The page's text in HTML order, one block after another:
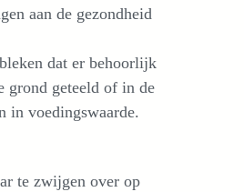
aan de gezondheid
dat er behoorlijk
grond geteeld of in de
in voedingswaarde.
te zwijgen over op